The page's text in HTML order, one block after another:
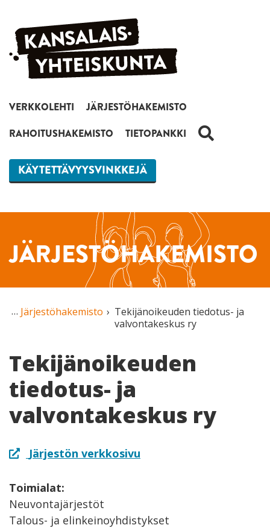
Siirry sisältöön
VERKKOLEHTI
JÄRJESTÖHAKEMISTO
RAHOITUSHAKEMISTO
TIETOPANKKI HAKU
KÄYTETTÄVYYSVINKKEJÄ
JÄRJESTÖHAKEMISTO
Järjestöhakemisto
Tekijänoikeuden tiedotus- ja
valvontakeskus ry
Tekijänoikeuden
tiedotus- ja
valvontakeskus ry
Järjestön verkkosivu
Toimialat:
Neuvontajärjestöt
Talous- ja elinkeinoyhdistykset